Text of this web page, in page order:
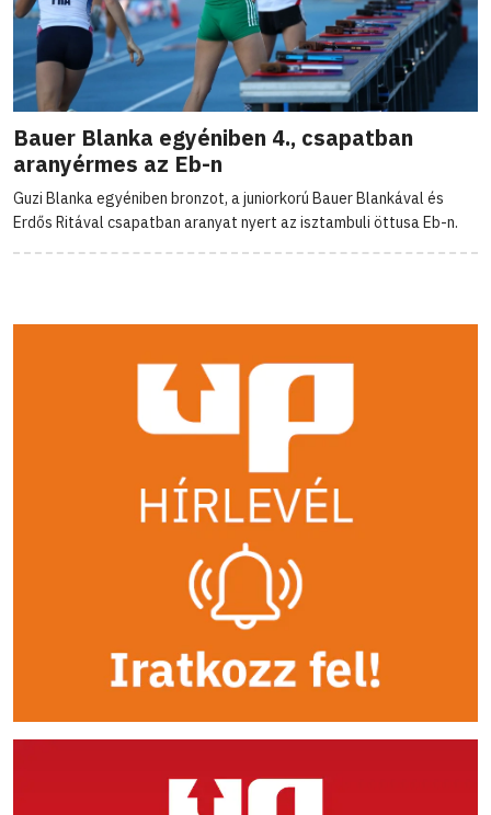
Bauer Blanka egyéniben 4., csapatban
aranyérmes az Eb-n
Guzi Blanka egyéniben bronzot, a juniorkorú Bauer Blankával és
Erdős Ritával csapatban aranyat nyert az isztambuli öttusa Eb-n.